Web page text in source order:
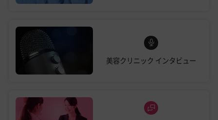
美容クリニック インタビュー